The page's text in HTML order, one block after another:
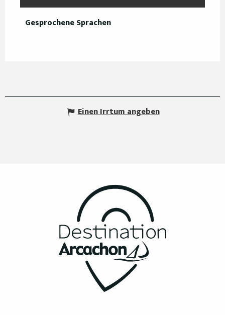
Gesprochene Sprachen
Gesprochene Sprachen
Einen Irrtum angeben